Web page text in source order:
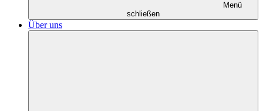
Menü
schließen
Über uns